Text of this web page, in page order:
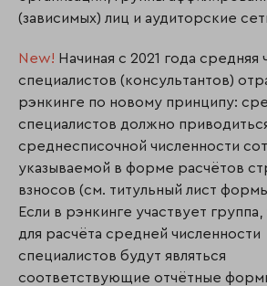
(зависимых) лиц и аудиторские
New! Начиная с 2021 года средняя
специалистов (консультантов)
рэнкинге по новому принципу:
специалистов должно
среднесписочной численности
указываемой в форме расчётов
взносов (см. титульный лист формы
Если в рэнкинге участвует
для расчёта средней численности
специалистов будут являться
соответствующие отчётные